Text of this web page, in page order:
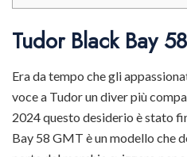
Tudor Black Bay
Era da tempo che gli
voce a Tudor un diver più
2024 questo desiderio è stato
Bay 58 GMT è un modello che